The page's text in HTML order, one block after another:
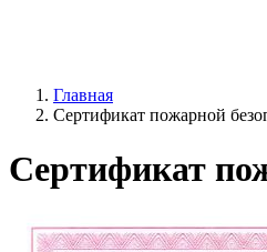
Главная
Сертификат пожарной
Сертификат